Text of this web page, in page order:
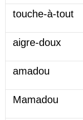
touche-à-tout
aigre-doux
amadou
Mamadou